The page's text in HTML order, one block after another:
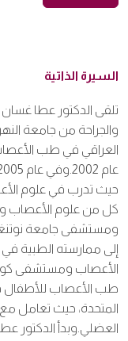
السيرة الذاتية
تلقى الدكتور عطا
العراقي في طب
حيث تدرب في علوم
كل من علوم الأعصاب
ومستشفى جامعة
إلى ممارسته الطبية
الأعصاب ومستشفى كوين
طب الأعصاب
المتحدة، حيث تعامل
العضلي.وبدأ الدكتور